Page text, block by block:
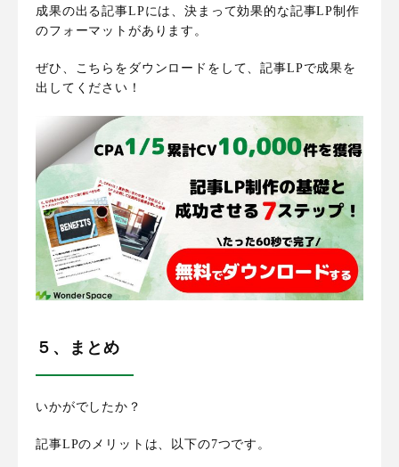
成果の出る記事LPには、決まって効果的な記事LP制作
のフォーマットがあります。
ぜひ、こちらをダウンロードをして、記事LPで成果を
出してください！
５、まとめ
いかがでしたか？
記事LPのメリットは、以下の7つです。